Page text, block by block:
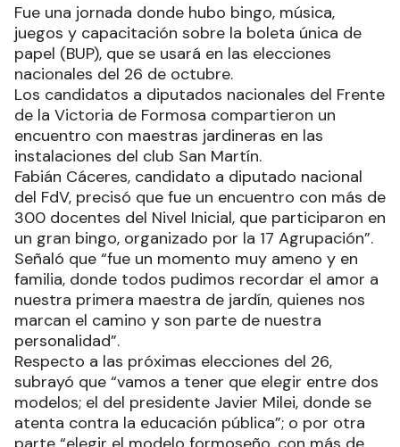
Fue una jornada donde hubo bingo, música,
juegos y capacitación sobre la boleta única de
papel (BUP), que se usará en las elecciones
nacionales del 26 de octubre.
Los candidatos a diputados nacionales del Frente
de la Victoria de Formosa compartieron un
encuentro con maestras jardineras en las
instalaciones del club San Martín.
Fabián Cáceres, candidato a diputado nacional
del FdV, precisó que fue un encuentro con más de
300 docentes del Nivel Inicial, que participaron en
un gran bingo, organizado por la 17 Agrupación”.
Señaló que “fue un momento muy ameno y en
familia, donde todos pudimos recordar el amor a
nuestra primera maestra de jardín, quienes nos
marcan el camino y son parte de nuestra
personalidad”.
Respecto a las próximas elecciones del 26,
subrayó que “vamos a tener que elegir entre dos
modelos; el del presidente Javier Milei, donde se
atenta contra la educación pública”; o por otra